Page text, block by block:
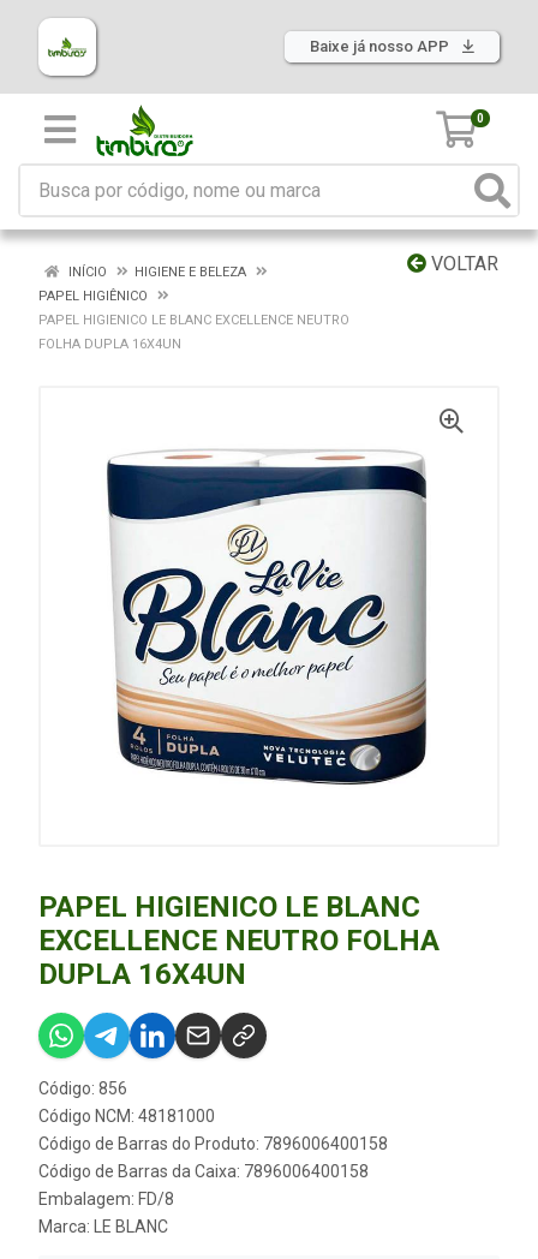
Baixe já nosso APP
0
VOLTAR
INÍCIO
HIGIENE E BELEZA
PAPEL HIGIÊNICO
PAPEL HIGIENICO LE BLANC EXCELLENCE NEUTRO
FOLHA DUPLA 16X4UN
PAPEL HIGIENICO LE BLANC
EXCELLENCE NEUTRO FOLHA
DUPLA 16X4UN
Código: 856
Código NCM: 48181000
Código de Barras do Produto: 7896006400158
Código de Barras da Caixa: 7896006400158
Embalagem: FD/8
Marca:
LE BLANC